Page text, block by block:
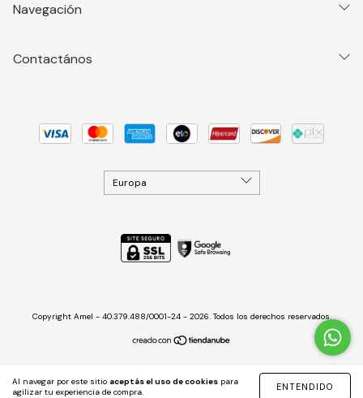
Al navegar por este sitio aceptás el uso de cookies para
agilizar tu experiencia de compra.
ENTENDIDO
Navegación
Contactános
Copyright Amel - 40.379.488/0001-24 - 2026. Todos los derechos reservados.